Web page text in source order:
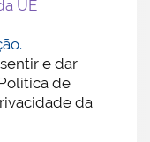
UE
e dar
de
da